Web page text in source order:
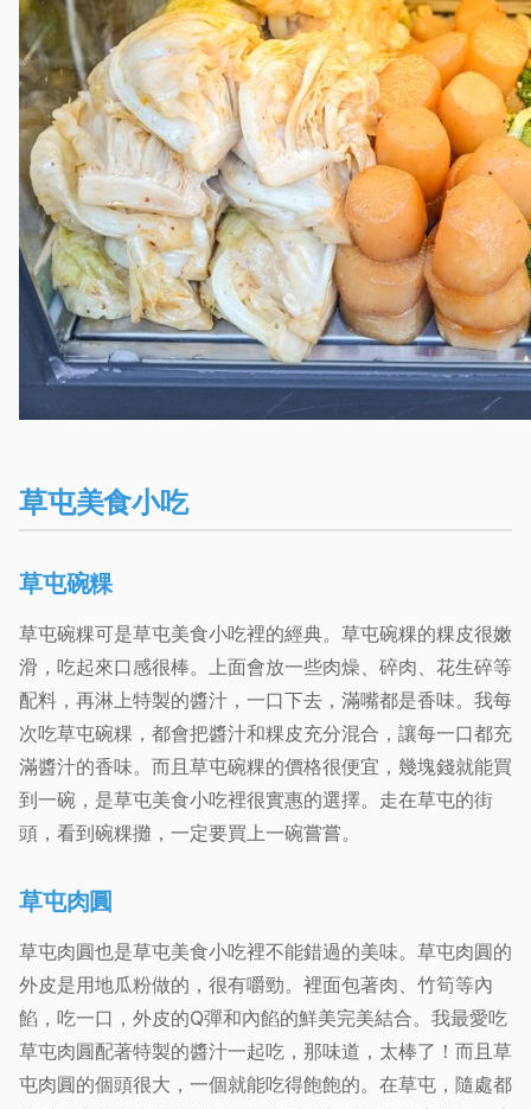
草屯美食小吃
草屯碗粿
草屯碗粿可是草屯美食小吃裡的經典。草屯碗粿的粿皮很嫩
滑，吃起來口感很棒。上面會放一些肉燥、碎肉、花生碎等
配料，再淋上特製的醬汁，一口下去，滿嘴都是香味。我每
次吃草屯碗粿，都會把醬汁和粿皮充分混合，讓每一口都充
滿醬汁的香味。而且草屯碗粿的價格很便宜，幾塊錢就能買
到一碗，是草屯美食小吃裡很實惠的選擇。走在草屯的街
頭，看到碗粿攤，一定要買上一碗嘗嘗。
草屯肉圓
草屯肉圓也是草屯美食小吃裡不能錯過的美味。草屯肉圓的
外皮是用地瓜粉做的，很有嚼勁。裡面包著肉、竹筍等內
餡，吃一口，外皮的Q彈和內餡的鮮美完美結合。我最愛吃
草屯肉圓配著特製的醬汁一起吃，那味道，太棒了！而且草
屯肉圓的個頭很大，一個就能吃得飽飽的。在草屯，隨處都